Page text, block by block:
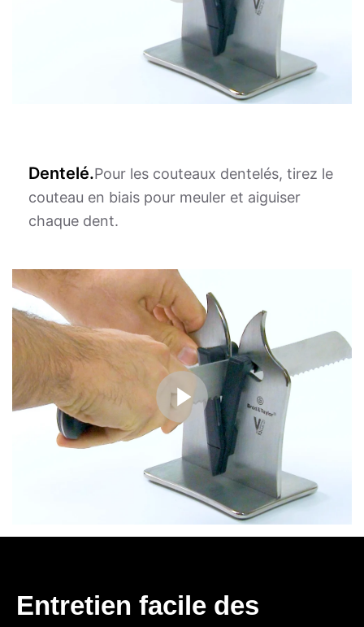
Dentelé.Pour les couteaux dentelés, tirez le
couteau en biais pour meuler et aiguiser
chaque dent.
Entretien facile des